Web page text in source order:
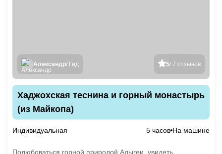
5/ 7 отзывов
Александр/ Гид
Хаджохская теснина и горный монастырь
(из Майкопа)
Индивидуальная 5 часов На машине
Полюбоваться горной природой Адыгеи, увидеть